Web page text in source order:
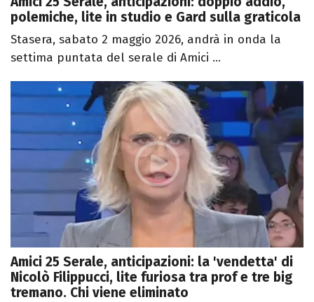
polemiche, lite in studio e Gard sulla graticola
Stasera, sabato 2 maggio 2026, andrà in onda la
settima puntata del serale di Amici ...
Amici 25 Serale, anticipazioni: la 'vendetta' di
Nicolò Filippucci, lite furiosa tra prof e tre big
tremano. Chi viene eliminato